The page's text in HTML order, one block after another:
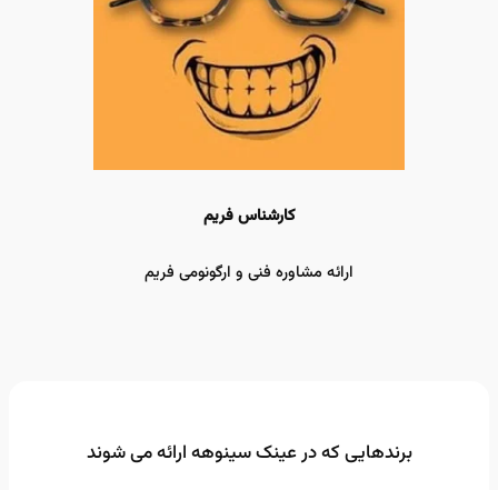
کارشناس فریم
ارائه مشاوره فنی و ارگونومی فریم
برندهایی که در عینک سینوهه ارائه می شوند